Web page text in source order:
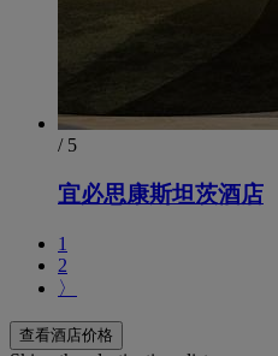
/ 5
宜必思康斯坦茨酒店
1
2
〉
查看酒店价格